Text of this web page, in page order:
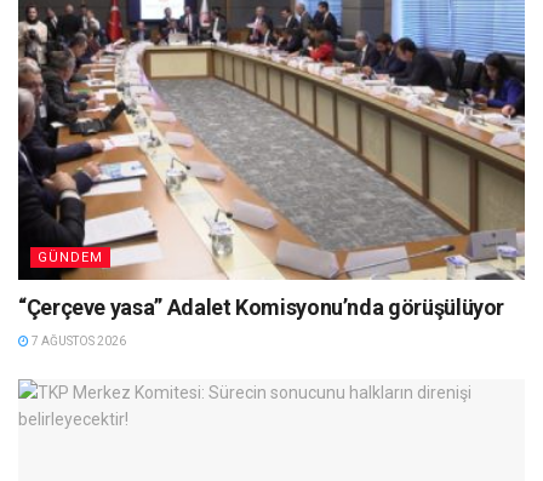
GÜNDEM
“Çerçeve yasa” Adalet Komisyonu’nda görüşülüyor
7 AĞUSTOS 2026